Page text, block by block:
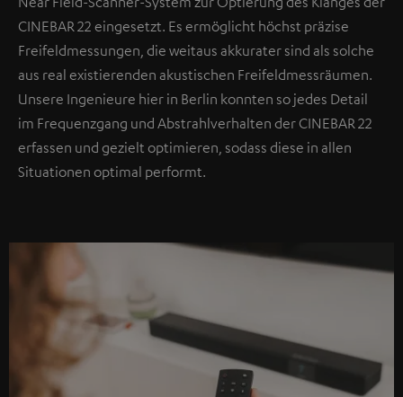
CINEBAR 22 eingesetzt. Es ermöglicht höchst präzise
Freifeldmessungen, die weitaus akkurater sind als solche
aus real existierenden akustischen Freifeldmessräumen.
Unsere Ingenieure hier in Berlin konnten so jedes Detail
im Frequenzgang und Abstrahlverhalten der CINEBAR 22
erfassen und gezielt optimieren, sodass diese in allen
Situationen optimal performt.